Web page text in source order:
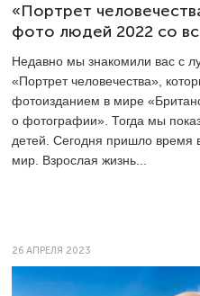
«Портрет
фото людей 2022 со
Недавно мы знакомили вас с
«Портрет человечества»,
фотоизданием в мире
о фотографии». Тогда мы
детей. Сегодня пришло время
мир. Взрослая жизнь...
26 АПРЕЛЯ 2023